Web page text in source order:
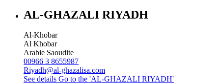
AL-GHAZALI RIYADH
Al-Khobar
Al Khobar
Arabie Saoudite
00966 3 8655987
Riyadh@al-ghazalisa.com
See details Go to the 'AL-GHAZALI RIYADH'